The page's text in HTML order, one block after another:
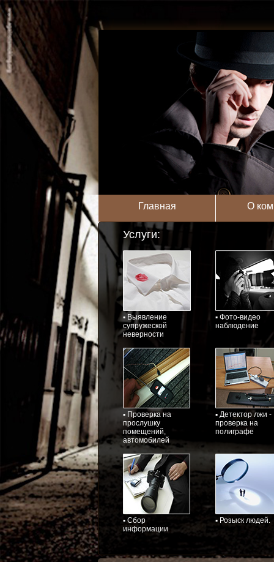
Главная О
Услуги:
▪ Выявление
супружеской
неверности
▪ Фото-видео
наблюдение
▪ Проверка на
прослушку
помещений,
автомобилей
▪ Детектор лжи -
проверка на
полиграфе
▪ Сбор
информации
▪ Розыск людей.